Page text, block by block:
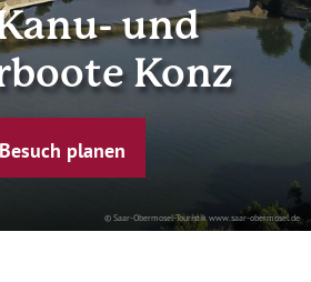
© Saar-Obermosel-Touristik www.saar-obermosel.de
und
Konz
Besuch planen